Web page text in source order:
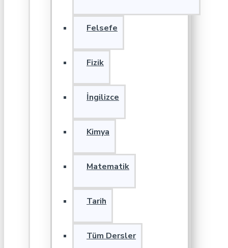
Felsefe
Fizik
İngilizce
Kimya
Matematik
Tarih
Tüm Dersler